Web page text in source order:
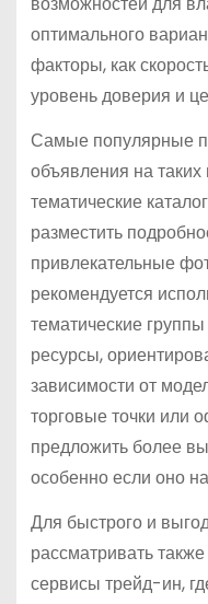
оптимального
факторы, как
уровень доверия и
Самые популярные
объявления на
тематические
разместить
привлекательные
рекомендуется
тематические
ресурсы,
зависимости от
торговые точки или
предложить более
особенно если оно
Для быстрого и
рассматривать
сервисы трейд-ин,